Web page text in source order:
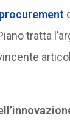
procurement
tratta